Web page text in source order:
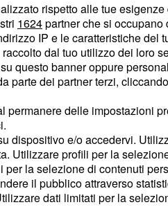
rispetto alle tue esigenze
1624partner che si occupano
IP e le caratteristiche del
dal tuo utilizzo dei loro
questo banner oppure
parte dei partner terzi,
permanere delle impostazioni
dispositivo e/o accedervi.
Utilizzare profili per la
la selezione di contenuti
il pubblico attraverso
dati limitati per la